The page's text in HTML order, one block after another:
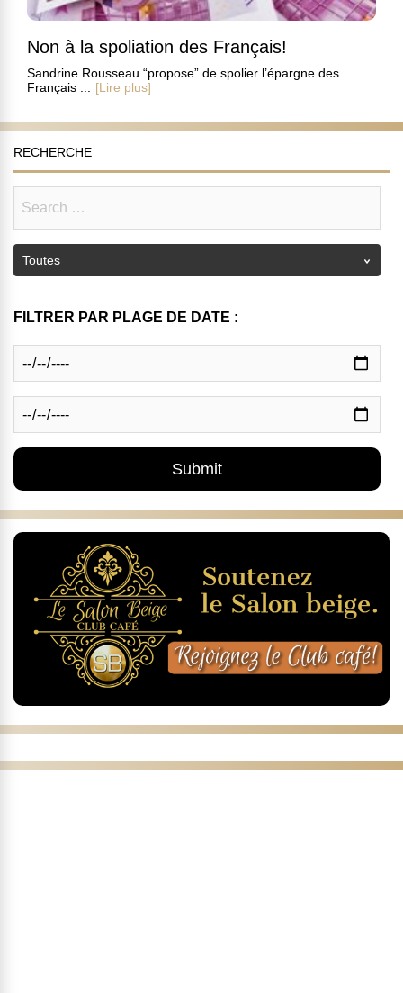
Non à la spoliation des Français!
Sandrine Rousseau “propose” de spolier l’épargne des
Français ...
[Lire plus]
RECHERCHE
FILTRER PAR PLAGE DE DATE :